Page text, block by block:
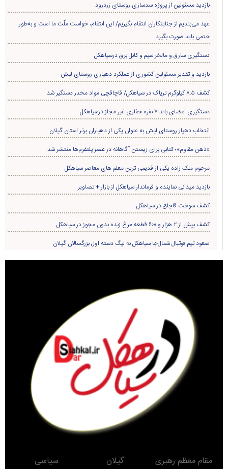
بازدید مسئولین از پروژه سدسازی روستای زردرود
عهد می‌بندیم از جنایتکاران انتقام بگیریم/ این انتقام، خواست ملّت ما است و به‌طور
حتمی باید صورت بگیرد
دستگیری سارق و مالخر سیم و کابل برق درسیاهکل
بازدید و تقدیر مسئولین کشوری از عملکرد دهیاری روستای لیش
کشف ۸.۵ کیلوگرم تریاک در سیاهکل/ قاچاقچی مواد مخدر دستگیر شد
دستگیری اعضای باند ۷ نفره حفاری غير مجاز درسیاهکل
انتخاب دهیار روستای لیش به عنوان یکی از دهیاران برتر استان گیلان
«ذهن مقاوم»؛ کتابی برای زیستن آگاهانه در عصر پلتفرم‌ها منتشر شد
مرحوم ملک زاده یکی از قدیمی ترین معلم های معاصر سیاهکل
بازدید میدانی نماینده و فرماندار سیاهکل از بازار + تصاویر
کشف سوخت قاچاق در سياهکل
کشف بیش از ۲ هزار و ۶۰۰ قطعه مرغ زنده بدون مجوز در سیاهکل
صعود تیم فوتبال شمال‌جا‌ سیاهکل به لیگ دسته اول بزرگسالان گیلان
مقام معظم رهبری گیلان
سیاسی